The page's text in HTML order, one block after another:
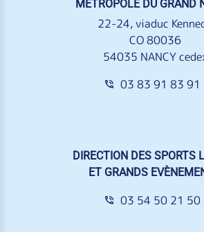
MÉTROPOLE DU GRAND
22-24, viaduc
CO 80036
54035 NANCY
03 83 91 83 91
DIRECTION DES SPORTS
ET GRANDS
03 54 50 21 50